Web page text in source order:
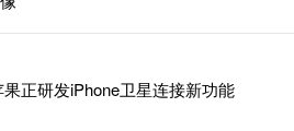
正研发iPhone卫星连接新功能